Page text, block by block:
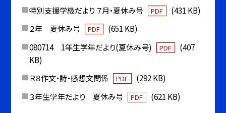
特別支援学級だより ７月・夏休み号 PDF
(431 KB)
２年 夏休み号
PDF
(651 KB)
080714 1年生学年だより(夏休み号)
PDF
(407
KB)
Ｒ８作文・詩・感想文関係
PDF
(292 KB)
３年生学年だより 夏休み号
PDF (621 KB)